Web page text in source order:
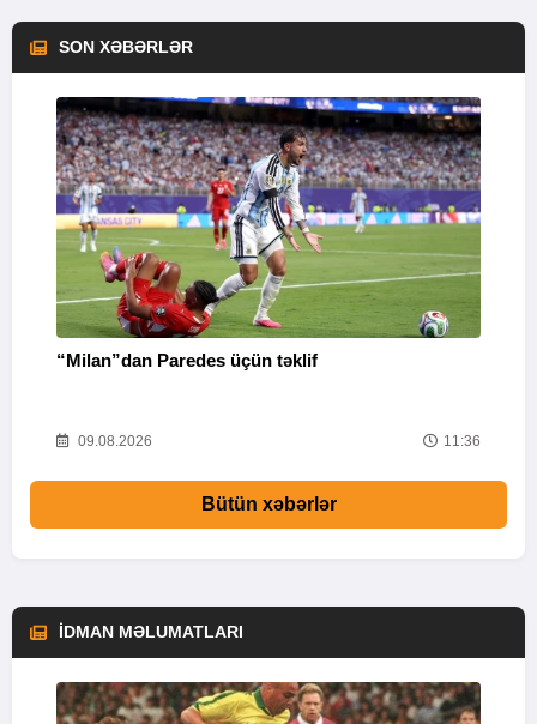
SON XƏBƏRLƏR
“Milan”dan Paredes üçün təklif
09.08.2026 11:36
Bütün xəbərlər
İDMAN MƏLUMATLARI